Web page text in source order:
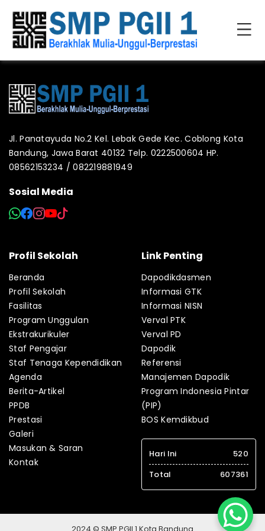
Jl. Panatayuda No.2 Kel. Lebak Gede Kec. Coblong Kota
Bandung, Jawa Barat 40132 Telp. 0222500604 HP.
08562153234 / 082219881949
Sosial Media
Profil Sekolah
Beranda
Profil Sekolah
Fasilitas
Program Unggulan
Ekstrakurikuler
Staf Pengajar
Staf Tenaga Kependidikan
Agenda
Berita-Artikel
PPDB
Prestasi
Galeri
Masukan & Saran
Kontak
Link Penting
Dapodikdasmen
Informasi GTK
Informasi NISN
Verval PTK
Verval PD
Dapodik
Referensi
Manajemen Dapodik
Program Indonesia Pintar
(PIP)
BOS Kemdikbud
Hari Ini
520
Total
607361